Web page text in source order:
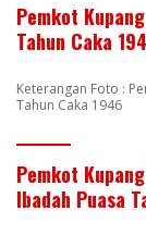
Pemkot
Tahun Caka
Keterangan Foto :
Tahun Caka 1946
Pemkot
Ibadah Puasa